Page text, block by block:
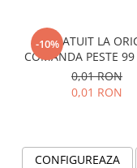
-10%GRATUIT LA
COMANDA PESTE
Cutie personalizata
Black and Yang
0,01 RON
0,01 RON
CONFIGUREAZA